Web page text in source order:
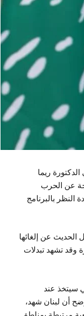
ريما
عن الحرب
النظر بالبرنامج
الحديث عن إلغائها
وقد تشهد تبدلات
سيتخذ عند
أن لبنان شهد،